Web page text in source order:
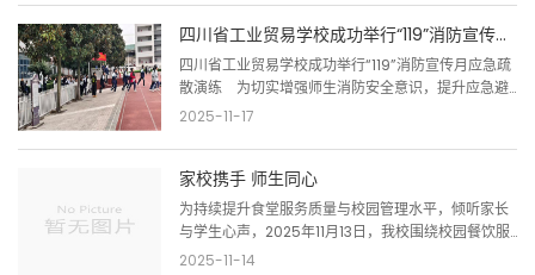
16日对全校所有公共区域及重点场所进行了集中、彻
底的预防性消杀。本次全面消杀工作由学校总务科牵
头，联合物业共同实施。消杀范围覆盖教学楼、行政
办公楼、学生宿舍等日常活动频繁的场所，尤其对教
四川省工业贸易学校成功举行“119”消防宣传月应急疏散演练
四川省工业贸易学校成功举行“119”消防宣传月应急疏
散演练 为切实增强师生消防安全意识，提升应急避
险与自救互救能力，筑牢校园安全防线，11 月 11 日，
培训。上午 9:38，消防警报响起，师生迅速行动。上
课教师组织学生按指定路线弯腰、屈膝、捂住口鼻，
安全、快速、有序撤离，行政人员同步疏散。全体人
员短时间内安...
2025-11-17
家校携手 师生同心
为持续提升食堂服务质量与校园管理水平，倾听家长
与学生心声，2025年11月13日，我校围绕校园餐饮服
务，先后组织召开了家长委员会工作会议及2023级、
2025-11-14